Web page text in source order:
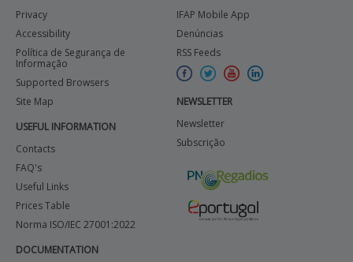
Privacy
Accessibility
Política de Segurança de
Informação
Supported Browsers
Site Map
USEFUL INFORMATION
Contacts
FAQ's
Useful Links
Prices Table
Norma ISO/IEC 27001:2022
DOCUMENTATION
IFAP Mobile App
Denúncias
RSS Feeds
NEWSLETTER
Newsletter
Subscrição